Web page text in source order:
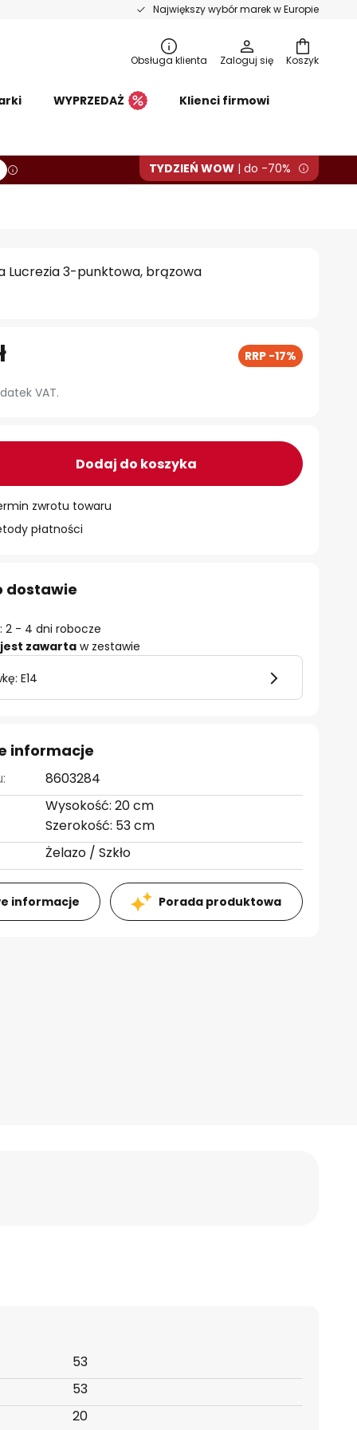
Największy wybór marek w Europie
Koszyk
Obsługa klienta Zaloguj się
WYPRZEDAŻ Klienci firmowi
TYDZIEŃ WOW | do -70%
Lucrezia 3-punktowa, brązowa
RRP -17%
VAT.
Dodaj do koszyka
zwrotu towaru
płatności
dostawie
2 - 4 dni robocze
zawartaw zestawie
E14
informacje
8603284
Wysokość: 20 cm
Szerokość: 53 cm
Żelazo / Szkło
informacje Porada produktowa
53
53
20